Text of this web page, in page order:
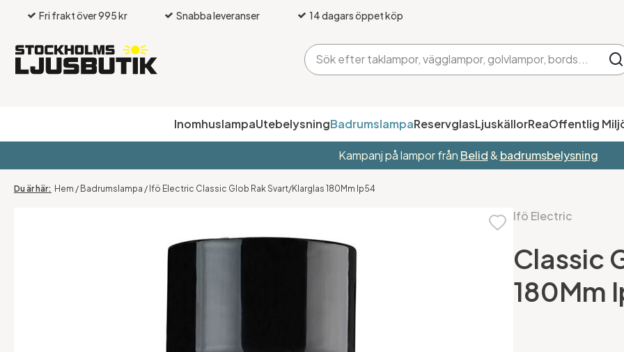
Fri frakt över 995 kr Snabba leveranser 14 dagars öppet köp
InomhuslampaUtebelysningBadrumslampaReservglasLjuskällorReaOffentlig
Kampanj på lampor från Belid& badrumsbelysning
Hem / Badrumslampa / Ifö Electric Classic Glob Rak Svart/Klarglas 180Mm Ip54
Ifö Electric
Classic
180Mm